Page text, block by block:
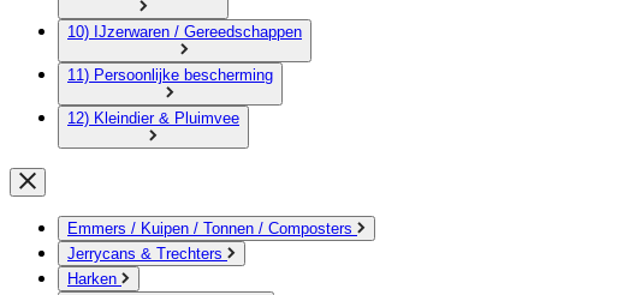
10) IJzerwaren / Gereedschappen
11) Persoonlijke bescherming
12) Kleindier & Pluimvee
Emmers / Kuipen / Tonnen / Composters
Jerrycans & Trechters
Harken